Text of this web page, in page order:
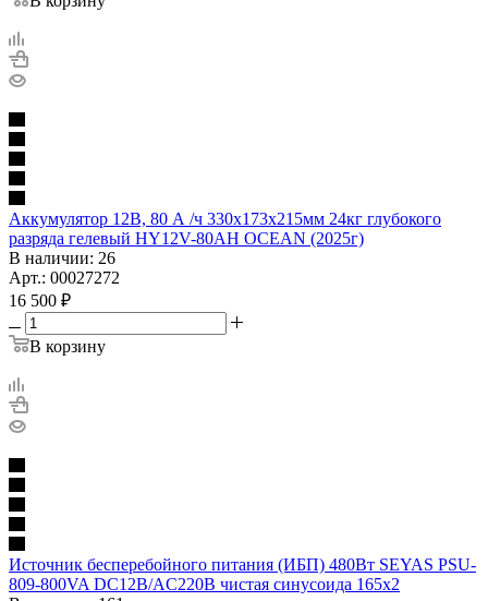
Аккумулятор 12В, 80 А /ч 330х173х215мм 24кг глубокого
разряда гелевый HY12V-80AH OCEAN (2025г)
В наличии: 26
Арт.: 00027272
16 500 ₽
В корзину
Источник бесперебойного питания (ИБП) 480Вт SEYAS PSU-
809-800VA DC12B/AC220B чистая синусоида 165х2